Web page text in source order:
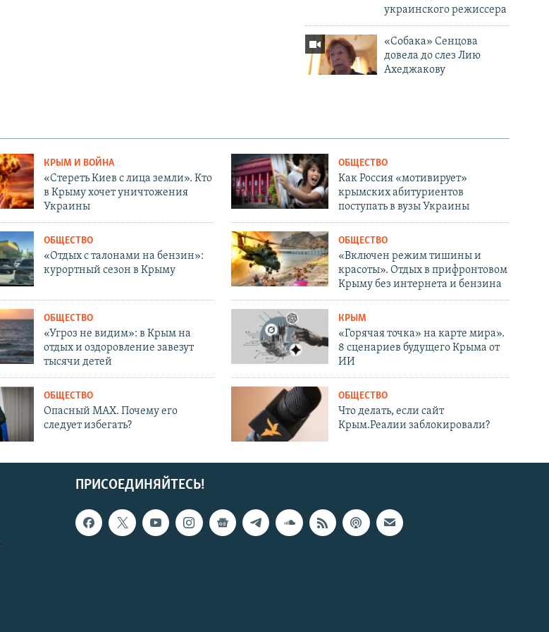
украинского режиссера
«Собака» Сенцова
довела до слез Лию
Ахеджакову
КРЫМ И ВОЙНА
«Стереть Киев с лица земли». Кто
в Крыму хочет уничтожения
Украины
ОБЩЕСТВО
Как Россия «мотивирует»
крымских абитуриентов
поступать в вузы Украины
ОБЩЕСТВО
«Отдых с талонами на бензин»:
курортный сезон в Крыму
ОБЩЕСТВО
«Включен режим тишины и
красоты». Отдых в прифронтовом
Крыму без интернета и бензина
ОБЩЕСТВО
«Угроз не видим»: в Крым на
отдых и оздоровление завезут
тысячи детей
КРЫМ
«Горячая точка» на карте мира».
8 сценариев будущего Крыма от
ИИ
ОБЩЕСТВО
Опасный MAX. Почему его
следует избегать?
ОБЩЕСТВО
Что делать, если сайт
Крым.Реалии заблокировали?
ПРИСОЕДИНЯЙТЕСЬ!